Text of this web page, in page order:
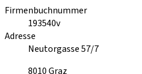
Firmenbuchnummer
193540v
Adresse
Neutorgasse 57/7
8010Graz